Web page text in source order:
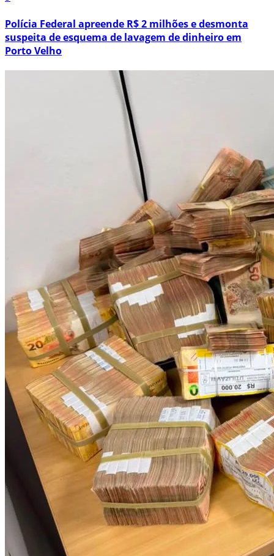
Polícia Federal apreende R$ 2 milhões e desmonta
suspeita de esquema de lavagem de dinheiro em
Porto Velho